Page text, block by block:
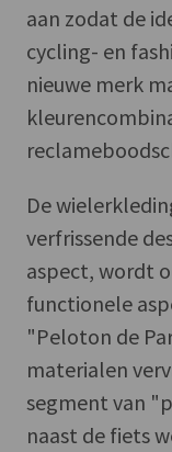
aan zodat de
cycling- en
nieuwe merk
De
verfrissende
aspect, wordt
functionele
"Peloton de
materialen
segment van
naast de fiets